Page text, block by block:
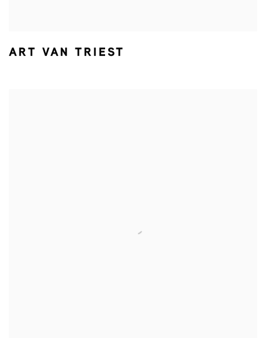
ART VAN TRIEST